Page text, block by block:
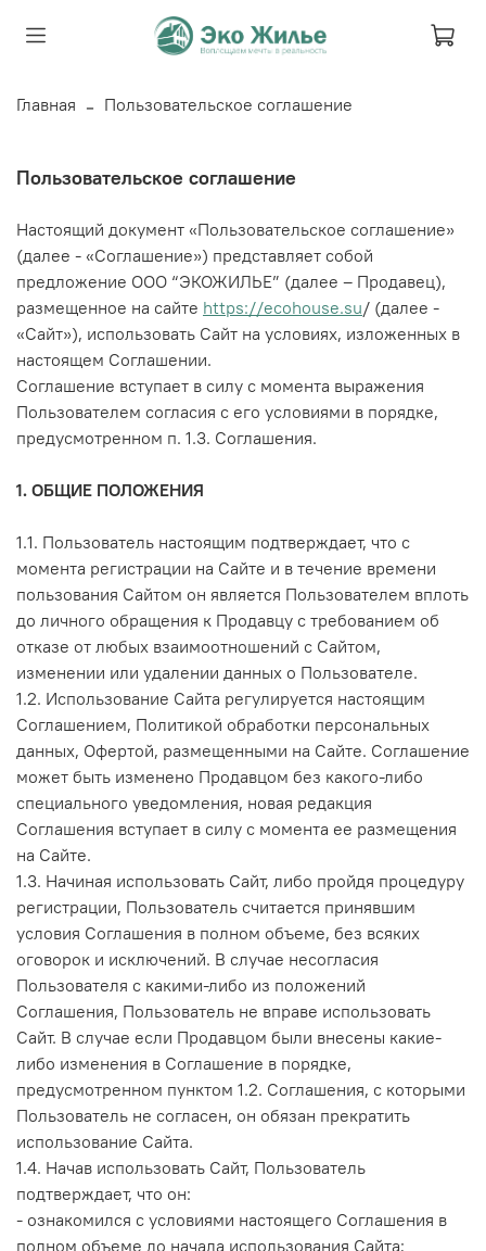
Главная Пользовательское соглашение
Пользовательское соглашение
Настоящий документ «Пользовательское соглашение»
(далее - «Соглашение») представляет собой
предложение ООО “ЭКОЖИЛЬЕ” (далее – Продавец),
размещенное на сайте https://ecohouse.su/ (далее -
«Сайт»), использовать Сайт на условиях, изложенных в
настоящем Соглашении.
Соглашение вступает в силу с момента выражения
Пользователем согласия с его условиями в порядке,
предусмотренном п. 1.3. Соглашения.
1. ОБЩИЕ ПОЛОЖЕНИЯ
1.1. Пользователь настоящим подтверждает, что с
момента регистрации на Сайте и в течение времени
пользования Сайтом он является Пользователем вплоть
до личного обращения к Продавцу с требованием об
отказе от любых взаимоотношений с Сайтом,
изменении или удалении данных о Пользователе.
1.2. Использование Сайта регулируется настоящим
Соглашением, Политикой обработки персональных
данных, Офертой, размещенными на Сайте. Соглашение
может быть изменено Продавцом без какого-либо
специального уведомления, новая редакция
Соглашения вступает в силу с момента ее размещения
на Сайте.
1.3. Начиная использовать Сайт, либо пройдя процедуру
регистрации, Пользователь считается принявшим
условия Соглашения в полном объеме, без всяких
оговорок и исключений. В случае несогласия
Пользователя с какими-либо из положений
Соглашения, Пользователь не вправе использовать
Сайт. В случае если Продавцом были внесены какие-
либо изменения в Соглашение в порядке,
предусмотренном пунктом 1.2. Соглашения, с которыми
Пользователь не согласен, он обязан прекратить
использование Сайта.
1.4. Начав использовать Сайт, Пользователь
подтверждает, что он:
- ознакомился с условиями настоящего Соглашения в
полном объеме до начала использования Сайта;